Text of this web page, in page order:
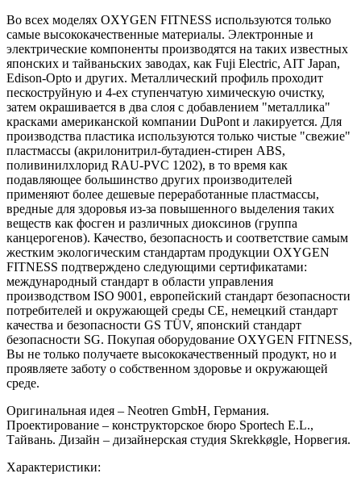
Во всех моделях OXYGEN FITNESS используются только
самые высококачественные материалы. Электронные и
электрические компоненты производятся на таких известных
японских и тайваньских заводах, как Fuji Electric, AIT Japan,
Edison-Opto и других. Металлический профиль проходит
пескоструйную и 4-ех ступенчатую химическую очистку,
затем окрашивается в два слоя с добавлением "металлика"
красками американской компании DuPont и лакируется. Для
производства пластика используются только чистые "свежие"
пластмассы (акрилонитрил-бутадиен-стирен ABS,
поливинилхлорид RAU-PVC 1202), в то время как
подавляющее большинство других производителей
применяют более дешевые переработанные пластмассы,
вредные для здоровья из-за повышенного выделения таких
веществ как фосген и различных диоксинов (группа
канцерогенов). Качество, безопасность и соответствие самым
жестким экологическим стандартам продукции OXYGEN
FITNESS подтверждено следующими сертификатами:
международный стандарт в области управления
производством ISO 9001, европейский стандарт безопасности
потребителей и окружающей среды CE, немецкий стандарт
качества и безопасности GS TÜV, японский стандарт
безопасности SG. Покупая оборудование OXYGEN FITNESS,
Вы не только получаете высококачественный продукт, но и
проявляете заботу о собственном здоровье и окружающей
среде.
Оригинальная идея – Neotren GmbH, Германия.
Проектирование – конструкторское бюро Sportech E.L.,
Тайвань. Дизайн – дизайнерская студия Skrekkøgle, Норвегия.
Характеристики: